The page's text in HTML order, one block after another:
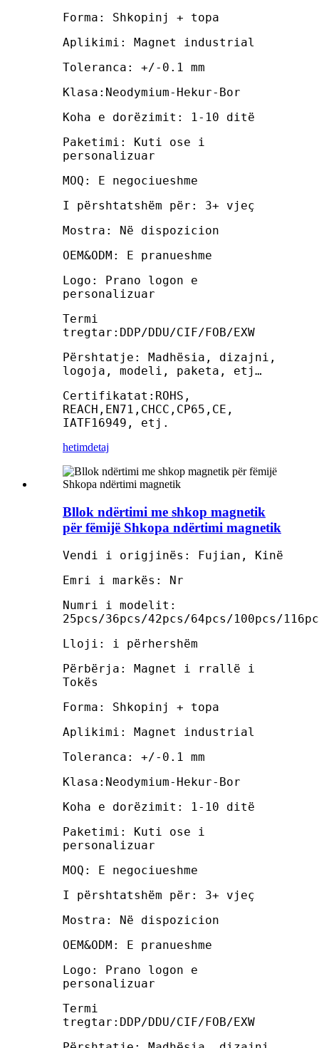
Forma: Shkopinj + topa
Aplikimi: Magnet industrial
Toleranca: +/-0.1 mm
Klasa:Neodymium-Hekur-Bor
Koha e dorëzimit: 1-10 ditë
Paketimi: Kuti ose i
personalizuar
MOQ: E negociueshme
I përshtatshëm për: 3+ vjeç
Mostra: Në dispozicion
OEM&ODM: E pranueshme
Logo: Prano logon e
personalizuar
Termi
tregtar:DDP/DDU/CIF/FOB/EXW
Përshtatje: Madhësia, dizajni,
logoja, modeli, paketa, etj…
Certifikatat:ROHS,
REACH,EN71,CHCC,CP65,CE,
IATF16949, etj.
hetimdetaj
Bllok ndërtimi me shkop magnetik
për fëmijë Shkopa ndërtimi magnetik
Vendi i origjinës: Fujian, Kinë
Emri i markës: Nr
Numri i modelit:
25pcs/36pcs/42pcs/64pcs/100pcs/
Lloji: i përhershëm
Përbërja: Magnet i rrallë i
Tokës
Forma: Shkopinj + topa
Aplikimi: Magnet industrial
Toleranca: +/-0.1 mm
Klasa:Neodymium-Hekur-Bor
Koha e dorëzimit: 1-10 ditë
Paketimi: Kuti ose i
personalizuar
MOQ: E negociueshme
I përshtatshëm për: 3+ vjeç
Mostra: Në dispozicion
OEM&ODM: E pranueshme
Logo: Prano logon e
personalizuar
Termi
tregtar:DDP/DDU/CIF/FOB/EXW